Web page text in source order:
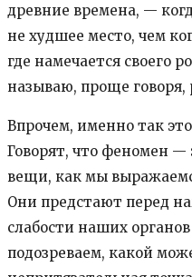
древние времена, —
не худшее место, чем
где намечается своего
называю, проще говоря,
Впрочем, именно так
Говорят, что феномен —
вещи, как мы
Они предстают перед
слабости наших
подозреваем, какой